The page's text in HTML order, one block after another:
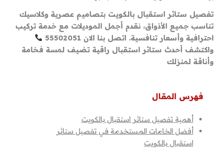
تفصيل ستائر استقبال بالكويت بتصاميم عصرية وكلاسيك
تناسب جميع الأذواق، نقدم أجمل الموديلات مع خدمة تركيب
احترافية وأسعار تنافسية. اتصل بنا الان 55502051
واكتشف أحدث ستائر استقبال راقية تضيف لمسة فخامة
وأناقة لمنزلك
فهرس المقال
أهمية تفصيل ستائر استقبال بالكويت
أفضل الخامات المستخدمة في تفصيل ستائر
استقبال بالكويت